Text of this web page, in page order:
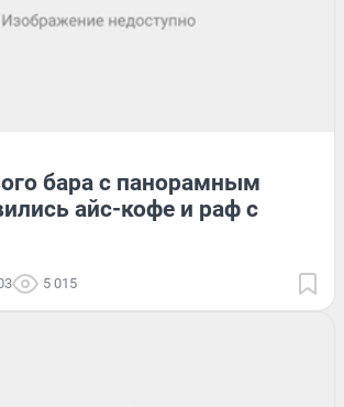
бара с панорамным
айс-кофе и раф с
5 015